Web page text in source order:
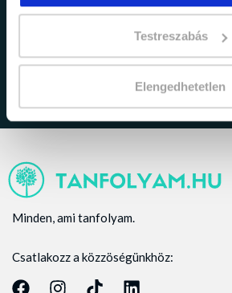
Testreszabás
Elengedhetetlen
Elfogadom azadatkezelési
Minden, ami tanfolyam.
Csatlakozz a közzöségünkhöz: